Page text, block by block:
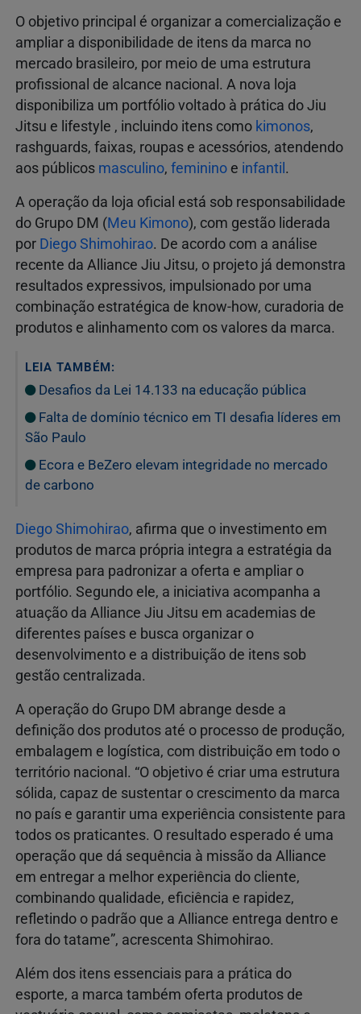
O objetivo principal é organizar a comercialização e
ampliar a disponibilidade de itens da marca no
mercado brasileiro, por meio de uma estrutura
profissional de alcance nacional. A nova loja
disponibiliza um portfólio voltado à prática do Jiu
Jitsu e lifestyle , incluindo itens como kimonos,
rashguards, faixas, roupas e acessórios, atendendo
aos públicos masculino, feminino e infantil .
A operação da loja oficial está sob responsabilidade
do Grupo DM (Meu Kimono), com gestão liderada
por Diego Shimohirao. De acordo com a análise
recente da Alliance Jiu Jitsu, o projeto já demonstra
resultados expressivos, impulsionado por uma
combinação estratégica de know-how, curadoria de
produtos e alinhamento com os valores da marca.
LEIA TAMBÉM:
Desafios da Lei 14.133 na educação pública
Falta de domínio técnico em TI desafia líderes em
São Paulo
Ecora e BeZero elevam integridade no mercado
de carbono
Diego Shimohirao, afirma que o investimento em
produtos de marca própria integra a estratégia da
empresa para padronizar a oferta e ampliar o
portfólio. Segundo ele, a iniciativa acompanha a
atuação da Alliance Jiu Jitsu em academias de
diferentes países e busca organizar o
desenvolvimento e a distribuição de itens sob
gestão centralizada.
A operação do Grupo DM abrange desde a
definição dos produtos até o processo de produção,
embalagem e logística, com distribuição em todo o
território nacional. “O objetivo é criar uma estrutura
sólida, capaz de sustentar o crescimento da marca
no país e garantir uma experiência consistente para
todos os praticantes. O resultado esperado é uma
operação que dá sequência à missão da Alliance
em entregar a melhor experiência do cliente,
combinando qualidade, eficiência e rapidez,
refletindo o padrão que a Alliance entrega dentro e
fora do tatame”, acrescenta Shimohirao.
Além dos itens essenciais para a prática do
esporte, a marca também oferta produtos de